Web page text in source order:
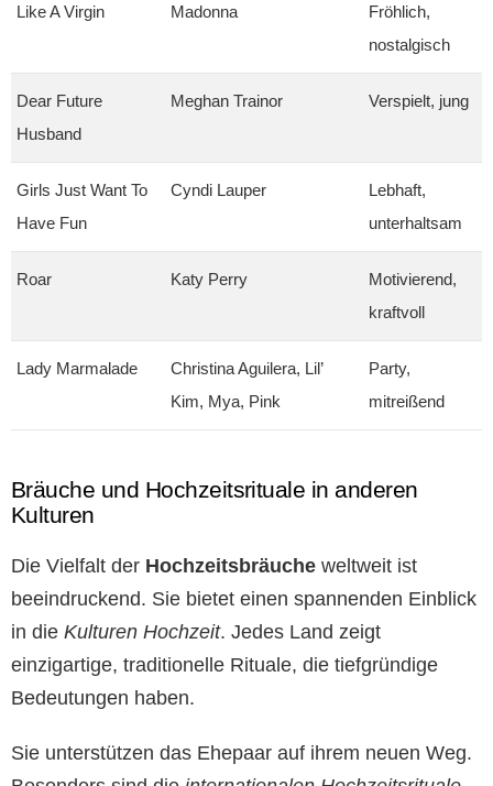
Like A Virgin Madonna
Fröhlich,
nostalgisch
Dear Future
Husband
Meghan Trainor Verspielt, jung
Girls Just Want To
Have Fun
Cyndi Lauper
Lebhaft,
unterhaltsam
Roar Katy Perry
Motivierend,
kraftvoll
Lady Marmalade
Christina Aguilera, Lil’
Kim, Mya, Pink
Party,
mitreißend
Bräuche und Hochzeitsrituale in anderen
Kulturen
Die Vielfalt der Hochzeitsbräuche weltweit ist
beeindruckend. Sie bietet einen spannenden Einblick
in die Kulturen Hochzeit. Jedes Land zeigt
einzigartige, traditionelle Rituale, die tiefgründige
Bedeutungen haben.
Sie unterstützen das Ehepaar auf ihrem neuen Weg.